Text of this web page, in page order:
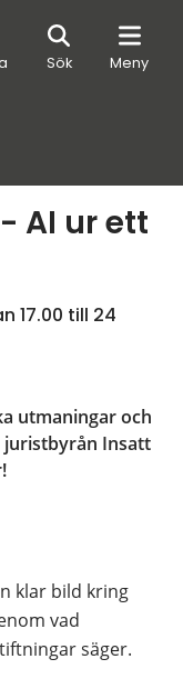
Sök Meny
Sök
AI ur ett
17.00 till 24
utmaningar och
juristbyrån Insatt
klar bild kring
vad
säger.